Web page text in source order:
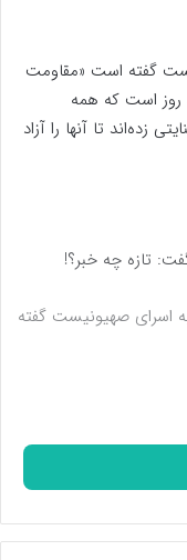
گفته است «‌مقاومت
روز است که همه
زده‌اند تا آنها را آزاد
تازه چه خبر؟!
اسرای صهیونیست گفته
را آزاد می‌کنند!
ولی نتوانسته‌اند هیچ